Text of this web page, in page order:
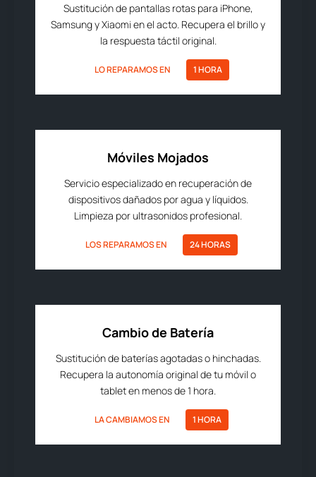
Sustitución de pantallas rotas para iPhone,
Samsung y Xiaomi en el acto. Recupera el brillo y
la respuesta táctil original.
LO REPARAMOS EN 1 HORA
Móviles Mojados
Servicio especializado en recuperación de
dispositivos dañados por agua y líquidos.
Limpieza por ultrasonidos profesional.
LOS REPARAMOS EN 24 HORAS
Cambio de Batería
Sustitución de baterías agotadas o hinchadas.
Recupera la autonomía original de tu móvil o
tablet en menos de 1 hora.
LA CAMBIAMOS EN 1 HORA